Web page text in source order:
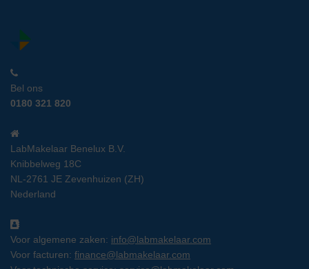
Bel ons
0180 321 820
LabMakelaar Benelux B.V.
Knibbelweg 18C
NL-2761 JE Zevenhuizen (ZH)
Nederland
Voor algemene zaken: info@labmakelaar.com
Voor facturen: finance@labmakelaar.com